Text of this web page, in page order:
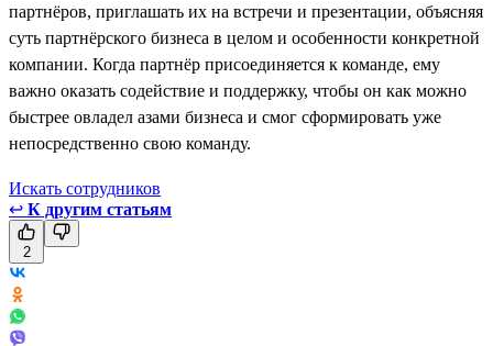
партнёров, приглашать их на встречи и презентации, объясняя
суть партнёрского бизнеса в целом и особенности конкретной
компании. Когда партнёр присоединяется к команде, ему
важно оказать содействие и поддержку, чтобы он как можно
быстрее овладел азами бизнеса и смог сформировать уже
непосредственно свою команду.
Искать сотрудников
↩ К другим статьям
2